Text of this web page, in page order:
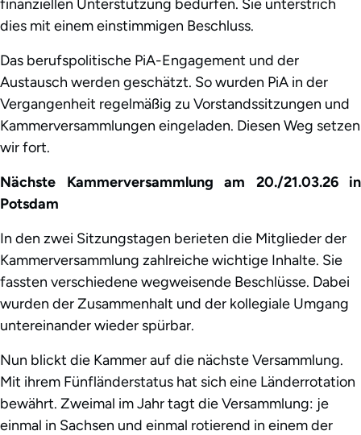
finanziellen Unterstützung bedürfen. Sie unterstrich
dies mit einem einstimmigen Beschluss.
Das berufspolitische PiA-Engagement und der
Austausch werden geschätzt. So wurden PiA in der
Vergangenheit regelmäßig zu Vorstandssitzungen und
Kammerversammlungen eingeladen. Diesen Weg setzen
wir fort.
Nächste Kammerversammlung am 20./21.03.26 in
Potsdam
In den zwei Sitzungstagen berieten die Mitglieder der
Kammerversammlung zahlreiche wichtige Inhalte. Sie
fassten verschiedene wegweisende Beschlüsse. Dabei
wurden der Zusammenhalt und der kollegiale Umgang
untereinander wieder spürbar.
Nun blickt die Kammer auf die nächste Versammlung.
Mit ihrem Fünfländerstatus hat sich eine Länderrotation
bewährt. Zweimal im Jahr tagt die Versammlung: je
einmal in Sachsen und einmal rotierend in einem der